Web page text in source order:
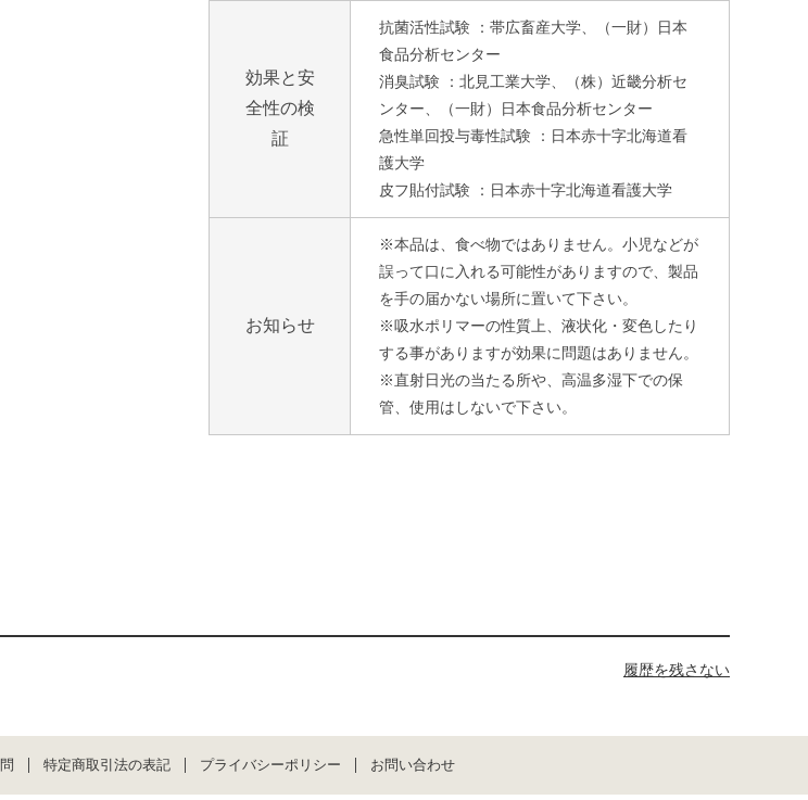
効果と安
全性の検
証
抗菌活性試験 ：帯広畜産大学、（一財）日本
食品分析センター
消臭試験 ：北見工業大学、（株）近畿分析セ
ンター、（一財）日本食品分析センター
急性単回投与毒性試験 ：日本赤十字北海道看
護大学
皮フ貼付試験 ：日本赤十字北海道看護大学
お知らせ
※本品は、食べ物ではありません。小児などが
誤って口に入れる可能性がありますので、製品
を手の届かない場所に置いて下さい。
※吸水ポリマーの性質上、液状化・変色したり
する事がありますが効果に問題はありません。
※直射日光の当たる所や、高温多湿下での保
管、使用はしないで下さい。
履歴を残さない
特定商取引法の表記 プライバシーポリシー お問い合わせ